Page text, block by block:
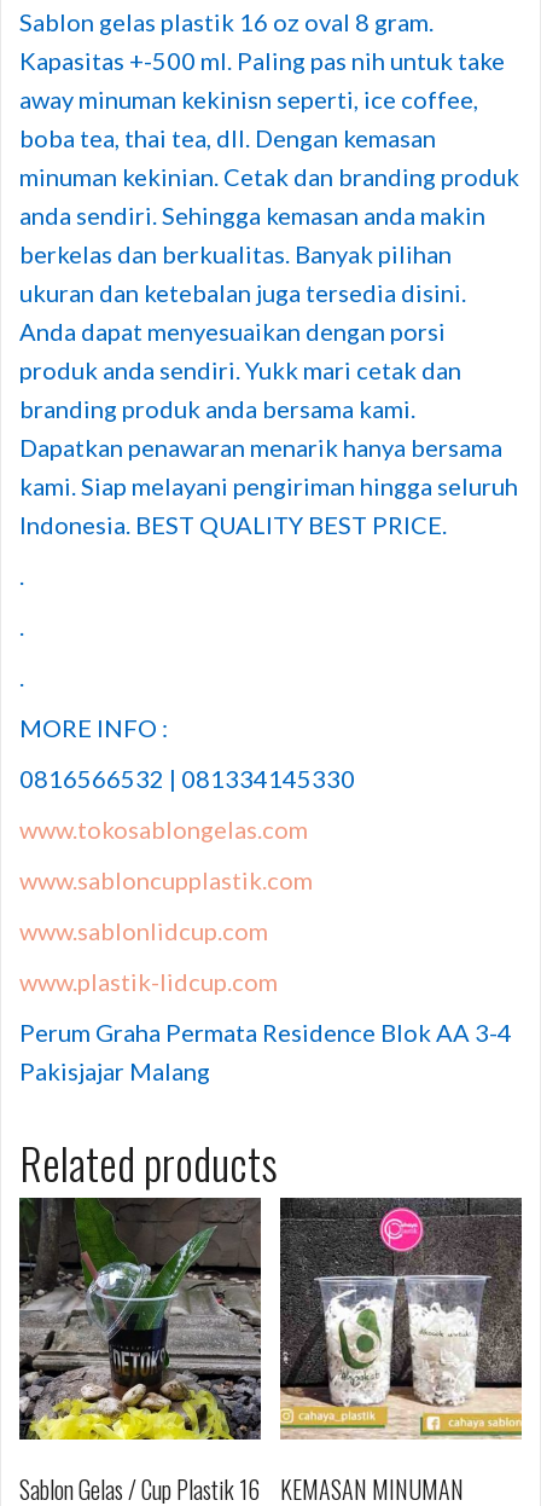
Sablon gelas plastik 16 oz oval 8 gram.
Kapasitas +-500 ml. Paling pas nih untuk take
away minuman kekinisn seperti, ice coffee,
boba tea, thai tea, dll. Dengan kemasan
minuman kekinian. Cetak dan branding produk
anda sendiri. Sehingga kemasan anda makin
berkelas dan berkualitas. Banyak pilihan
ukuran dan ketebalan juga tersedia disini.
Anda dapat menyesuaikan dengan porsi
produk anda sendiri. Yukk mari cetak dan
branding produk anda bersama kami.
Dapatkan penawaran menarik hanya bersama
kami. Siap melayani pengiriman hingga seluruh
Indonesia. BEST QUALITY BEST PRICE.
.
.
.
MORE INFO :
0816566532 | 081334145330
www.tokosablongelas.com
www.sabloncupplastik.com
www.sablonlidcup.com
www.plastik-lidcup.com
Perum Graha Permata Residence Blok AA 3-4
Pakisjajar Malang
Related products
Sablon Gelas / Cup Plastik 16 KEMASAN MINUMAN